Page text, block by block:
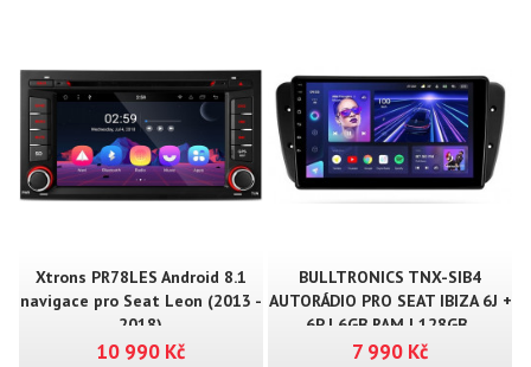
Xtrons PR78LES Android 8.1
navigace pro Seat Leon (2013 -
2018)
10 990 Kč
BULLTRONICS TNX-SIB4
AUTORÁDIO PRO SEAT IBIZA 6J +
6P | 6GB RAM | 128GB..
7 990 Kč